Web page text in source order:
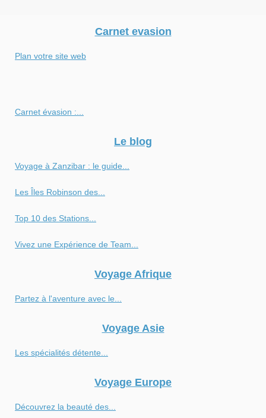
Carnet evasion
Plan votre site web
Carnet évasion :...
Le blog
Voyage à Zanzibar : le guide...
Les Îles Robinson des...
Top 10 des Stations...
Vivez une Expérience de Team...
Voyage Afrique
Partez à l'aventure avec le...
Voyage Asie
Les spécialités détente...
Voyage Europe
Découvrez la beauté des...